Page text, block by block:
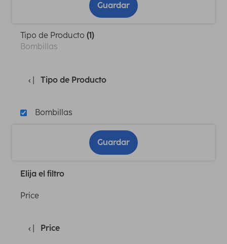
Guardar
Tipo de Producto (1)
Bombillas
Tipo de Producto
Bombillas
Guardar
Elija el filtro
Price
Price